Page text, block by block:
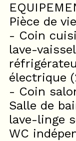
Pièce de
- Coin
lave-
électrique
- Coin
Salle de
lave-linge
WC